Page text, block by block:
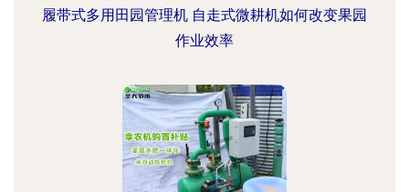
履带式多用田园管理机 自走式微耕机如何改变果园
作业效率